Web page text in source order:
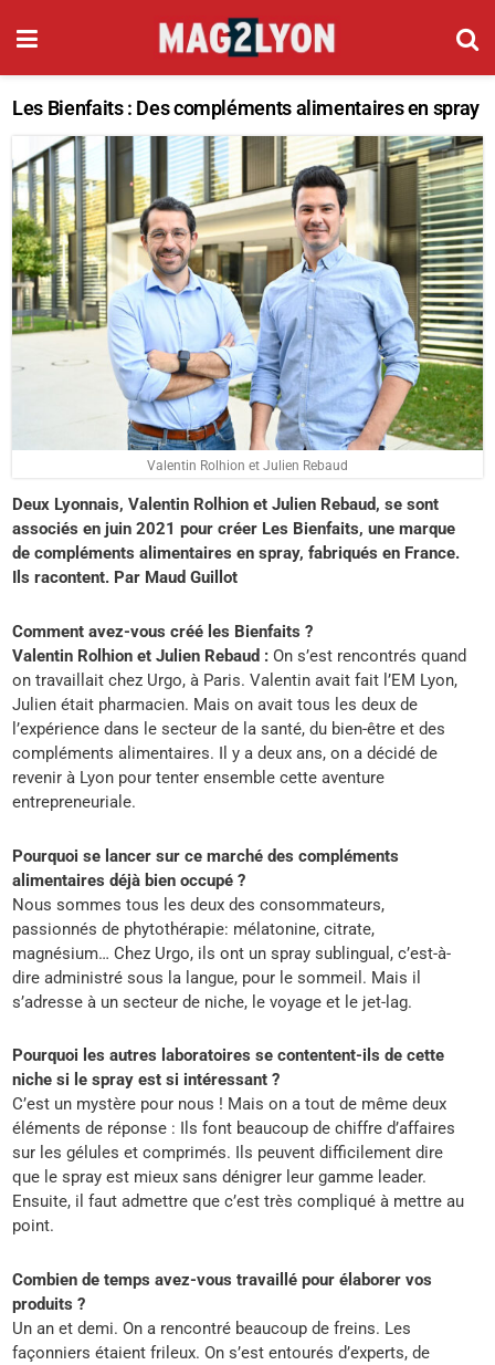
Les Bienfaits : Des compléments alimentaires en spray
Valentin Rolhion et Julien Rebaud
Deux Lyonnais, Valentin Rolhion et Julien Rebaud, se sont
associés en juin 2021 pour créer Les Bienfaits, une marque
de compléments alimentaires en spray, fabriqués en France.
Ils racontent. Par Maud Guillot
Comment avez-vous créé les Bienfaits ?
Valentin Rolhion et Julien Rebaud :On s’est rencontrés quand
on travaillait chez Urgo, à Paris. Valentin avait fait l’EM Lyon,
Julien était pharmacien. Mais on avait tous les deux de
l’expérience dans le secteur de la santé, du bien-être et des
compléments alimentaires. Il y a deux ans, on a décidé de
revenir à Lyon pour tenter ensemble cette aventure
entrepreneuriale.
Pourquoi se lancer sur ce marché des compléments
alimentaires déjà bien occupé ?
Nous sommes tous les deux des consommateurs,
passionnés de phytothérapie: mélatonine, citrate,
magnésium… Chez Urgo, ils ont un spray sublingual, c’est-à-
dire administré sous la langue, pour le sommeil. Mais il
s’adresse à un secteur de niche, le voyage et le jet-lag.
Pourquoi les autres laboratoires se contentent-ils de cette
niche si le spray est si intéressant ?
C’est un mystère pour nous ! Mais on a tout de même deux
éléments de réponse : Ils font beaucoup de chiffre d’affaires
sur les gélules et comprimés. Ils peuvent difficilement dire
que le spray est mieux sans dénigrer leur gamme leader.
Ensuite, il faut admettre que c’est très compliqué à mettre au
point.
Combien de temps avez-vous travaillé pour élaborer vos
produits ?
Un an et demi. On a rencontré beaucoup de freins. Les
façonniers étaient frileux. On s’est entourés d’experts, de